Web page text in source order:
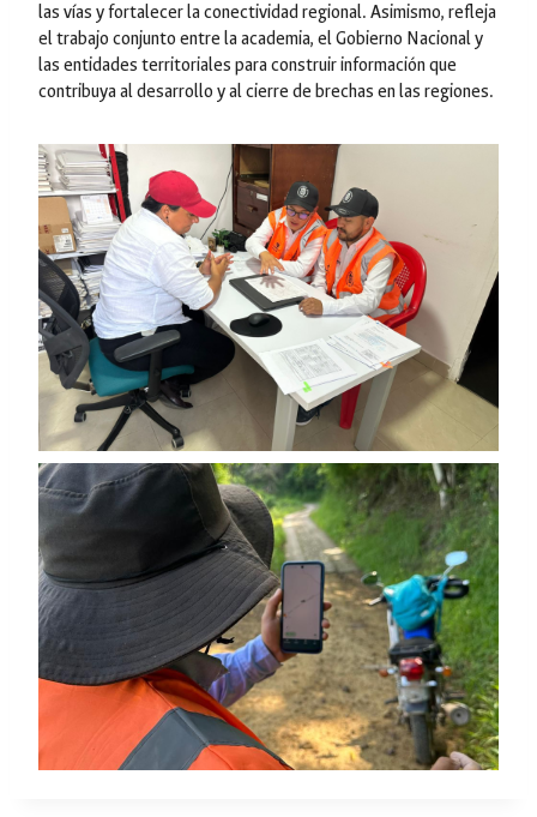
las vías y fortalecer la conectividad regional. Asimismo, refleja
el trabajo conjunto entre la academia, el Gobierno Nacional y
las entidades territoriales para construir información que
contribuya al desarrollo y al cierre de brechas en las regiones.